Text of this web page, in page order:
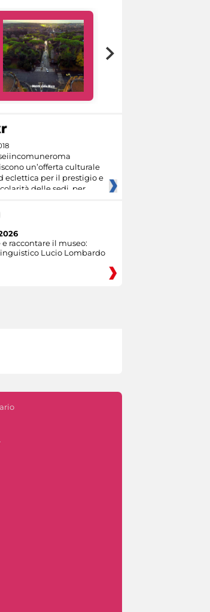
un’offerta culturale
eclettica per il prestigio e
delle sedi, per
e raccontare il museo:
Lucio Lombardo